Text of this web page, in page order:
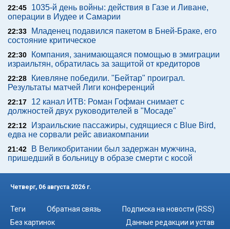
22:45
1035-й день войны: действия в Газе и Ливане,
операции в Иудее и Самарии
22:33
Младенец подавился пакетом в Бней-Браке, его
состояние критическое
22:30
Компания, занимающаяся помощью в эмиграции
израильтян, обратилась за защитой от кредиторов
22:28
Киевляне победили. "Бейтар" проиграл.
Результаты матчей Лиги конференций
22:17
12 канал ИТВ: Роман Гофман снимает с
должностей двух руководителей в "Мосаде"
22:12
Израильские пассажиры, судящиеся с Blue Bird,
едва не сорвали рейс авиакомпании
21:42
В Великобритании был задержан мужчина,
пришедший в больницу в образе смерти с косой
Четверг, 06 августа 2026 г.
Теги Обратная связь
Подписка на новости (RSS)
Без картинок
Данные редакции и устав